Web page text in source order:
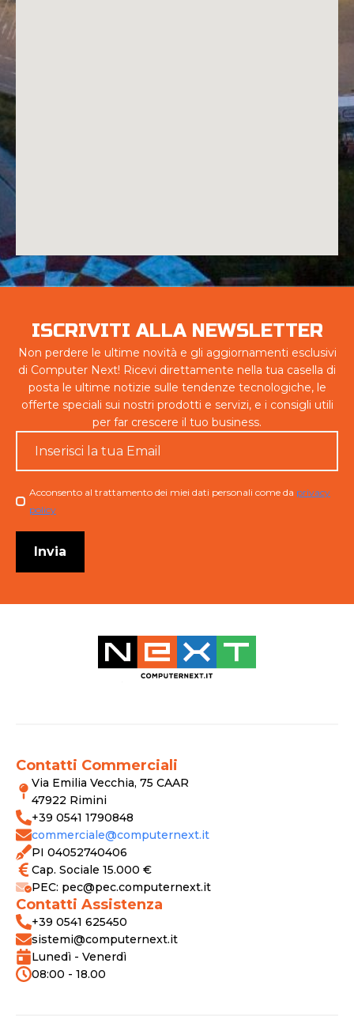
ISCRIVITI ALLA NEWSLETTER
Non perdere le ultime novità e gli aggiornamenti esclusivi
di Computer Next! Ricevi direttamente nella tua casella di
posta le ultime notizie sulle tendenze tecnologiche, le
offerte speciali sui nostri prodotti e servizi, e i consigli utili
per far crescere il tuo business.
Email
Checkbox
Acconsento al trattamento dei miei dati personali come da privacy
policy
Invia
Contatti Commerciali
Via Emilia Vecchia, 75 CAAR
47922 Rimini
+39 0541 1790848
commerciale@computernext.it
PI 04052740406
Cap. Sociale 15.000 €
PEC: pec@pec.computernext.it
Contatti Assistenza
+39 0541 625450
sistemi@computernext.it
Lunedì - Venerdì
08:00 - 18.00